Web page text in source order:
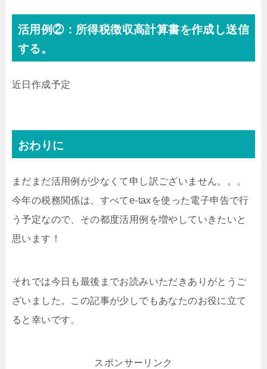
活用例②：所得税徴収高計算書を作成し送信
する。
近日作成予定
おわりに
まだまだ活用例が少なくて申し訳ございません。。。
今年の税務関係は、すべてe-taxを使った電子申告で行
う予定なので、その都度活用例を増やしていきたいと
思います！
それでは今日も最後までお読みいただきありがとうご
ざいました。この記事が少しでもあなたのお役に立て
ると幸いです。
スポンサーリンク